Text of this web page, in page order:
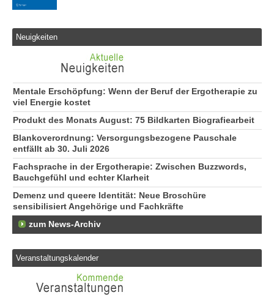
Neuigkeiten
Mentale Erschöpfung: Wenn der Beruf der Ergotherapie zu
viel Energie kostet
Produkt des Monats August: 75 Bildkarten Biografiearbeit
Blankoverordnung: Versorgungsbezogene Pauschale
entfällt ab 30. Juli 2026
Fachsprache in der Ergotherapie: Zwischen Buzzwords,
Bauchgefühl und echter Klarheit
Demenz und queere Identität: Neue Broschüre
sensibilisiert Angehörige und Fachkräfte
zum News-Archiv
Veranstaltungskalender